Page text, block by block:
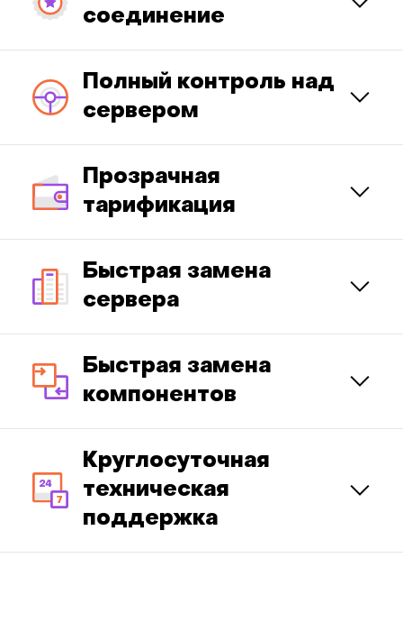
соединение
Полный контроль над
сервером
Прозрачная
тарификация
Быстрая замена
сервера
Быстрая замена
компонентов
Круглосуточная
техническая
поддержка